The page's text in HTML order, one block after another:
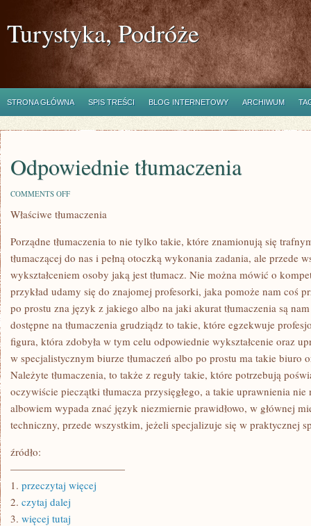
Turystyka, Podróże
STRONA GŁÓWNA SPIS TREŚCI BLOG INTERNETOWY ARCHIWUM
Odpowiednie tłumaczenia
COMMENTS OFFON
TŁUMACZENIA
Właściwe tłumaczenia
Porządne tłumaczenia to nie tylko takie, które znamionują się
tłumaczącej do nas i pełną otoczką wykonania zadania, ale przede
wykształceniem osoby jaką jest tłumacz. Nie można mówić o
przykład udamy się do znajomej profesorki, jaka pomoże nam coś
po prostu zna język z jakiego albo na jaki akurat tłumaczenia są
dostępne na tłumaczenia grudziądz to takie, które egzekwuje
figura, która zdobyła w tym celu odpowiednie wykształcenie oraz
w specjalistycznym biurze tłumaczeń albo po prostu ma takie biuro
Należyte tłumaczenia, to także z reguły takie, które potrzebują
oczywiście pieczątki tłumacza przysięgłego, a takie uprawnienia
albowiem wypada znać język niezmiernie prawidłowo, w głównej
techniczny, przede wszystkim, jeżeli specjalizuje się w praktycznej
źródło:
———————————
1. przeczytaj więcej
2. czytaj dalej
3. więcej tutaj